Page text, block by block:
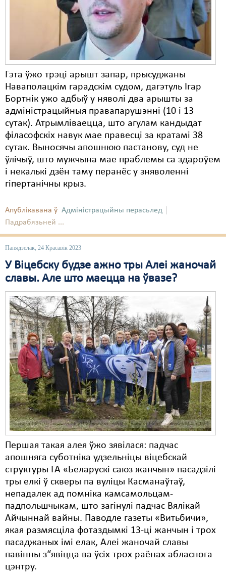
Гэта ўжо трэці арышт запар, прысуджаны
Наваполацкім гарадскім судом, дагэтуль Ігар
Бортнік ужо адбыў у няволі два арышты за
адміністрацыйныя правапарушэнні (10 і 13
сутак). Атрымліваецца, што агулам кандыдат
філасофскіх навук мае правесці за кратамі 38
сутак. Выносячы апошнюю пастанову, суд не
ўлічыў, што мужчына мае праблемы са здароўем
і некалькі дзён таму перанёс у зняволенні
гіпертанічны крыз.
Апублікавана ў Адміністрацыйны перасьлед
Падрабязьней ...
Панядзелак, 24 Красавік 2023
У Віцебску будзе ажно тры Алеі жаночай
славы. Але што маецца на ўвазе?
Першая такая алея ўжо зявілася: падчас
апошняга суботніка удзельніцы віцебскай
структуры ГА «Беларускі саюз жанчын» пасадзілі
тры елкі ў скверы па вуліцы Касманаўтаў,
непадалек ад помніка камсамольцам-
падпольшчыкам, што загінулі падчас Вялікай
Айчыннай вайны. Паводле газеты «Витьбичи»,
якая размясціла фотаздымкі 13-ці жанчын і трох
пасаджаных імі елак, Алеі жаночай славы
павінны з“явіцца ва ўсіх трох раёнах абласнога
цэнтру.
Правы працоўных